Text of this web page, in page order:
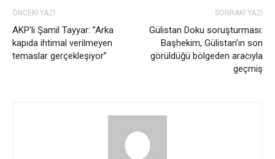
ÖNCEKİ YAZI
AKP’li Şamil Tayyar: ”Arka
kapıda ihtimal verilmeyen
temaslar gerçekleşiyor”
SONRAKİ YAZI
Gülistan Doku soruşturması:
Başhekim, Gülistan’ın son
görüldüğü bölgeden aracıyla
geçmiş